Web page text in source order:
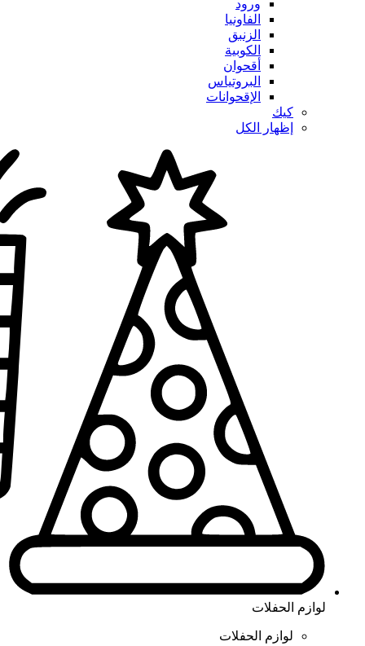
ورود
الفاونيا
الزنبق
الكوبية
أقحوان
البروتياس
الإقحوانات
كيك
إظهار الكل
لوازم الحفلات
لوازم الحفلات